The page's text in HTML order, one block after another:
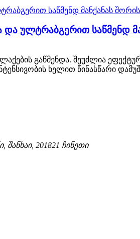
და ულტრაბგერით საწმენდ
გაწმენდა. შეუძლია
ხელით წინასწარი
შანხაი, 201821 ჩინეთი